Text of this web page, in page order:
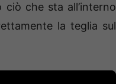
che sta all’interno
la teglia sul